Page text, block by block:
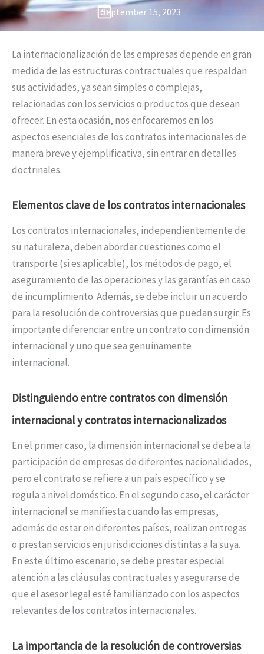
September 15, 2023
La internacionalización de las empresas depende en gran
medida de las estructuras contractuales que respaldan
sus actividades, ya sean simples o complejas,
relacionadas con los servicios o productos que desean
ofrecer. En esta ocasión, nos enfocaremos en los
aspectos esenciales de los contratos internacionales de
manera breve y ejemplificativa, sin entrar en detalles
doctrinales.
Elementos clave de los contratos internacionales
Los contratos internacionales, independientemente de
su naturaleza, deben abordar cuestiones como el
transporte (si es aplicable), los métodos de pago, el
aseguramiento de las operaciones y las garantías en caso
de incumplimiento. Además, se debe incluir un acuerdo
para la resolución de controversias que puedan surgir. Es
importante diferenciar entre un contrato con dimensión
internacional y uno que sea genuinamente
internacional.
Distinguiendo entre contratos con dimensión
internacional y contratos internacionalizados
En el primer caso, la dimensión internacional se debe a la
participación de empresas de diferentes nacionalidades,
pero el contrato se refiere a un país específico y se
regula a nivel doméstico. En el segundo caso, el carácter
internacional se manifiesta cuando las empresas,
además de estar en diferentes países, realizan entregas
o prestan servicios en jurisdicciones distintas a la suya.
En este último escenario, se debe prestar especial
atención a las cláusulas contractuales y asegurarse de
que el asesor legal esté familiarizado con los aspectos
relevantes de los contratos internacionales.
La importancia de la resolución de controversias